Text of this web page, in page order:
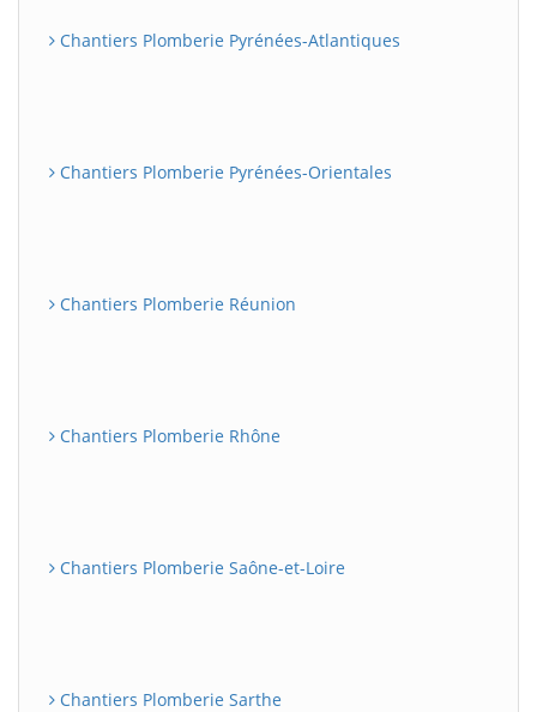
Chantiers Plomberie Pyrénées-Atlantiques
Chantiers Plomberie Pyrénées-Orientales
Chantiers Plomberie Réunion
Chantiers Plomberie Rhône
Chantiers Plomberie Saône-et-Loire
Chantiers Plomberie Sarthe